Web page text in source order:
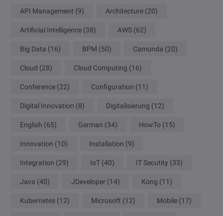
API Management (9) Architecture (20)
Artificial Intelligence (38) AWS (62)
Big Data (16) BPM (50) Camunda (20)
Cloud (28) Cloud Computing (16)
Conference (22) Configuration (11)
Digital Innovation (8) Digitalisierung (12)
English (65) German (34) HowTo (15)
Innovation (10) Installation (9)
Integration (29) IoT (40) IT Secutity (33)
Java (40) JDeveloper (14) Kong (11)
Kubernetes (12) Microsoft (12) Mobile (17)